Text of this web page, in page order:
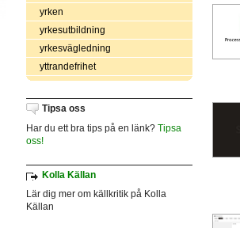
yrken
yrkesutbildning
yrkesvägledning
yttrandefrihet
Tipsa oss
Har du ett bra tips på en länk? Tipsa
oss!
Kolla Källan
Lär dig mer om källkritik på Kolla
Källan